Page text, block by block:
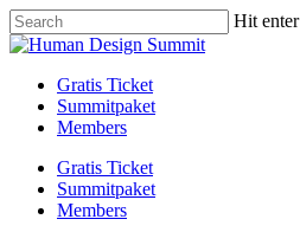
Skip
to
content
Hit
Close
Menu
Gratis Ticket
Summitpaket
Members
Gratis Ticket
Summitpaket
Members